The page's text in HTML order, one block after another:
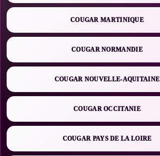
COUGAR MARTINIQUE
COUGAR NORMANDIE
COUGAR NOUVELLE-AQUITAINE
COUGAR OCCITANIE
COUGAR PAYS DE LA LOIRE